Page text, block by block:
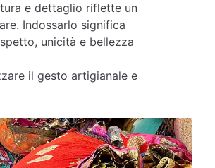
e dettaglio riflette un
Indossarlo significa
unicità e bellezza
il gesto artigianale e